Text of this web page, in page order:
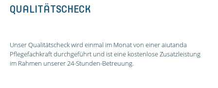
QUALITÄTSCHECK
Unser Qualitätscheck wird einmal im Monat von einer aiutanda
Pflegefachkraft durchgeführt und ist eine kostenlose Zusatzleistung
im Rahmen unserer 24-Stunden-Betreuung.